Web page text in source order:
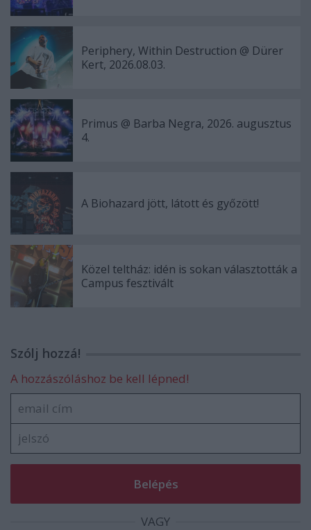
Periphery, Within Destruction @ Dürer
Kert, 2026.08.03.
Primus @ Barba Negra, 2026. augusztus
4.
A Biohazard jött, látott és győzött!
Közel teltház: idén is sokan választották a
Campus fesztivált
Szólj hozzá!
A hozzászóláshoz be kell lépned!
VAGY